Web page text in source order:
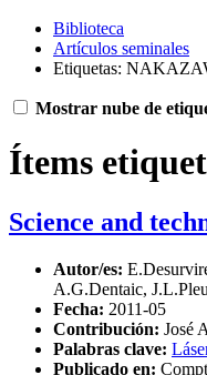
Biblioteca
Artículos seminales
Etiquetas:
Mostrar nube de
Ítems
Science and
Autor/es:
A.G.Dentaic,
Fecha: 2011-05
Contribución: José
Palabras clave:
Publicado en: